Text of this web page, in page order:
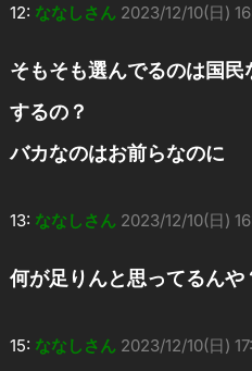
12: ななしさん 2023/12/10(日)
そもそも選んでるのは国
するの？
バカなのはお前らなのに
13: ななしさん 2023/12/10(日)
何が足りんと思ってるんや
15: ななしさん 2023/12/10(日)